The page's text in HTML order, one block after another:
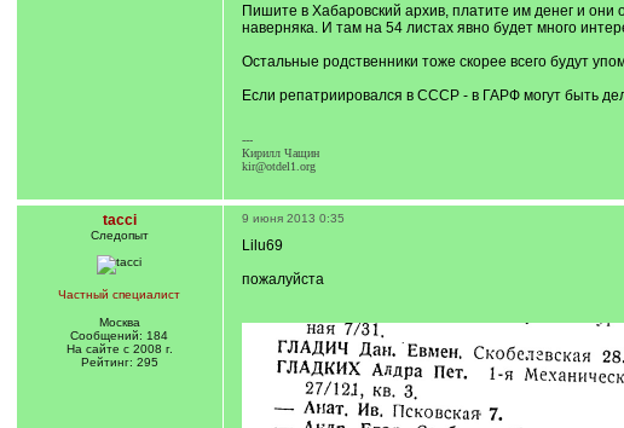
Пишите в Хабаровский архив, платите им денег и
наверняка. И там на 54 листах явно будет много
Остальные родственники тоже скорее всего будут
Если репатриировался в СССР - в ГАРФ могут быть
---
Кирилл Чащин
kir@otdel1.org
tacci
Следопыт
Частный специалист
Москва
Сообщений: 184
На сайте с 2008 г.
Рейтинг: 295
9 июня 2013 0:35
Lilu69
пожалуйста